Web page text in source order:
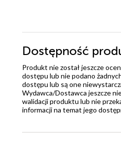
Dostępność
Produkt nie został jeszcze
dostępu lub nie podano
dostępu lub są one
Wydawca/Dostawca jeszcze
walidacji produktu lub nie
informacji na temat jego